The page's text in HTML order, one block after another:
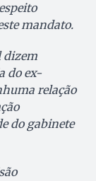
mandato.
dizem
do ex-
relação
do gabinete